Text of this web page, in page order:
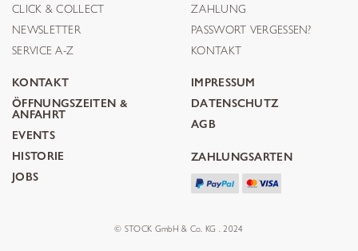
CLICK & COLLECT
NEWSLETTER
SERVICE A-Z
ZAHLUNG
PASSWORT VERGESSEN?
KONTAKT
KONTAKT
ÖFFNUNGSZEITEN &
ANFAHRT
EVENTS
HISTORIE
JOBS
IMPRESSUM
DATENSCHUTZ
AGB
ZAHLUNGSARTEN
© STOCK GmbH & Co. KG . 2024